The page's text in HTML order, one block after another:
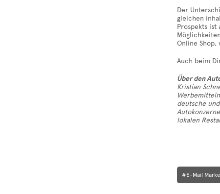
Der
gleichen
Prospekts ist
Online Shop,
Auch beim
Über den
Kristian
deutsche
lokalen
#E-Mail